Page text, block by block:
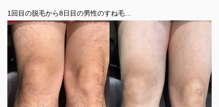
1回目の脱毛から8日目の男性のすね毛…